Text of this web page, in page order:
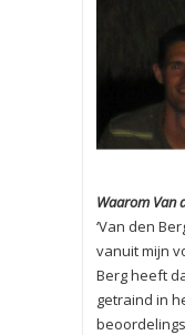
Waarom Van
‘Van den
vanuit mijn
Berg heeft
getraind in